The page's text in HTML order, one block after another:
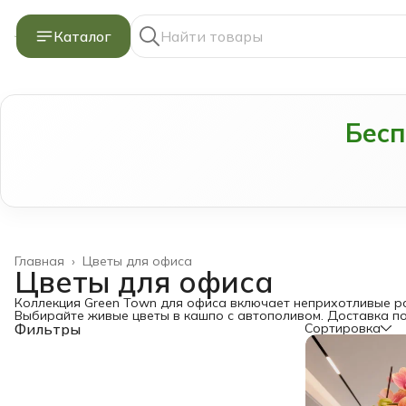
Каталог
Цветы для офиса
Главная ›
Цветы для офиса
Коллекция Green Town для офиса включает неприхотливые
Выбирайте живые цветы в кашпо с автополивом. Доставка
Фильтры Сортировка